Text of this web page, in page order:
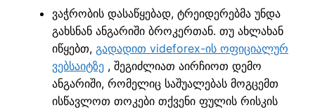
ვაჭრობის დასაწყებად, ტრეიდერებმა უნდა
გახსნან ანგარიში ბროკერთან. თუ ახლახან
იწყებთ, გადადით videforex-ის ოფიციალურ
ვებსაიტზე, შეგიძლიათ აირჩიოთ დემო
ანგარიში, რომელიც საშუალებას მოგცემთ
ისწავლოთ თოკები თქვენი ფულის რისკის